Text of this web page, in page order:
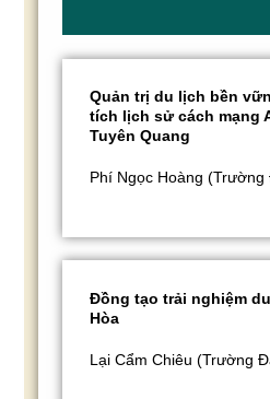
Quản trị du lịch bền
tích lịch sử cách mạng
Tuyên Quang
Phí Ngọc Hoàng
Đồng tạo trải nghiệm
Hòa
Lại Cẩm Chiêu (Trường